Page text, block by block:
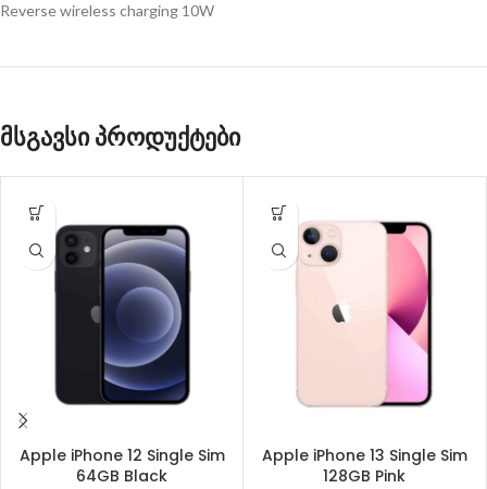
Reverse wireless charging 10W
მსგავსი პროდუქტები
Apple iPhone 12 Single Sim
64GB Black
Apple iPhone 13 Single Sim
128GB Pink